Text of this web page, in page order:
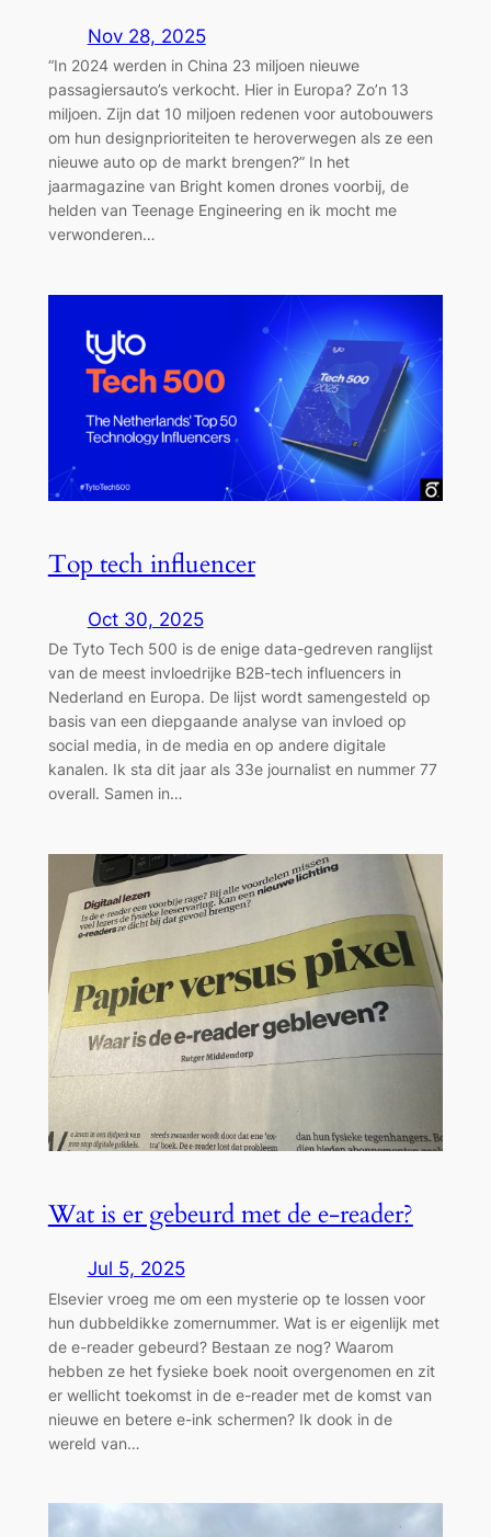
Nov 28, 2025
“In 2024 werden in China 23 miljoen nieuwe
passagiersauto’s verkocht. Hier in Europa? Zo’n 13
miljoen. Zijn dat 10 miljoen redenen voor autobouwers
om hun designprioriteiten te heroverwegen als ze een
nieuwe auto op de markt brengen?” In het
jaarmagazine van Bright komen drones voorbij, de
helden van Teenage Engineering en ik mocht me
verwonderen…
Top tech influencer
Oct 30, 2025
De Tyto Tech 500 is de enige data-gedreven ranglijst
van de meest invloedrijke B2B-tech influencers in
Nederland en Europa. De lijst wordt samengesteld op
basis van een diepgaande analyse van invloed op
social media, in de media en op andere digitale
kanalen. Ik sta dit jaar als 33e journalist en nummer 77
overall. Samen in…
Wat is er gebeurd met de e-reader?
Jul 5, 2025
Elsevier vroeg me om een mysterie op te lossen voor
hun dubbeldikke zomernummer. Wat is er eigenlijk met
de e-reader gebeurd? Bestaan ze nog? Waarom
hebben ze het fysieke boek nooit overgenomen en zit
er wellicht toekomst in de e-reader met de komst van
nieuwe en betere e-ink schermen? Ik dook in de
wereld van…